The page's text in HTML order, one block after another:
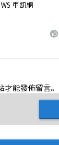
車訊網
才能發佈留言。